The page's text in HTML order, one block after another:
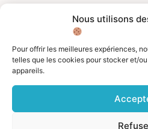
Nous utilisons
Pour offrir les meilleures expériences,
telles que les cookies pour stocker et/
appareils.
Les sénateurs
Autre liens
Toutes les ressources
Contactez-nous